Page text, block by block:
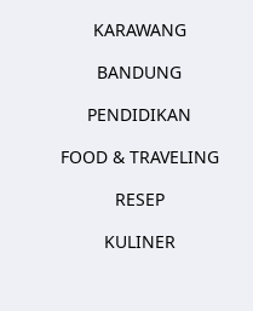
KARAWANG
BANDUNG
PENDIDIKAN
FOOD & TRAVELING
RESEP
KULINER